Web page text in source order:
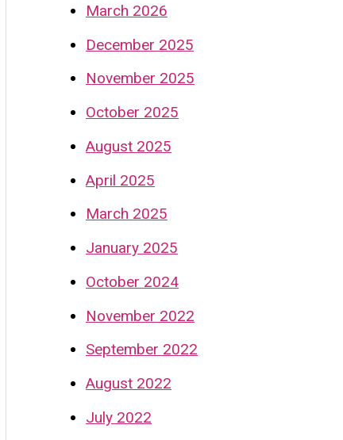
March 2026
December 2025
November 2025
October 2025
August 2025
April 2025
March 2025
January 2025
October 2024
November 2022
September 2022
August 2022
July 2022